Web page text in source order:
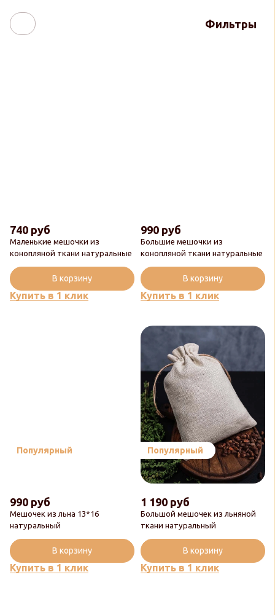
Фильтры
Маленькие мешочки из
конопляной ткани натуральные
740 руб
Купить в 1 клик
В корзину
Большие мешочки из
конопляной ткани натуральные
990 руб
Купить в 1 клик
В корзину
Популярный
Мешочек из льна 13*16
натуральный
990 руб
Купить в 1 клик
В корзину
Популярный
Большой мешочек из льняной
ткани натуральный
1 190 руб
Купить в 1 клик
В корзину